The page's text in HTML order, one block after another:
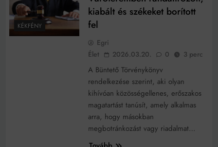
KÉKFÉNY
kiabált és székeket borított
fel
Egri
Élet
2026.03.20. 0 3 perc
A Büntető Törvénykönyv
rendelkezése szerint, aki olyan
kihívóan közösségellenes, erőszakos
magatartást tanúsít, amely alkalmas
arra, hogy másokban
megbotránkozást vagy riadalmat…